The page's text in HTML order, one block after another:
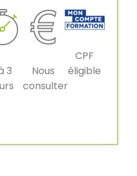
3
Nous
consulter
CPF
éligible